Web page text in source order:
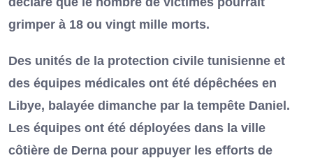
grimper à 18 ou vingt mille morts.
Des unités de la protection civile tunisienne et
des équipes médicales ont été dépêchées en
Libye, balayée dimanche par la tempête Daniel.
Les équipes ont été déployées dans la ville
côtière de Derna pour appuyer les efforts de